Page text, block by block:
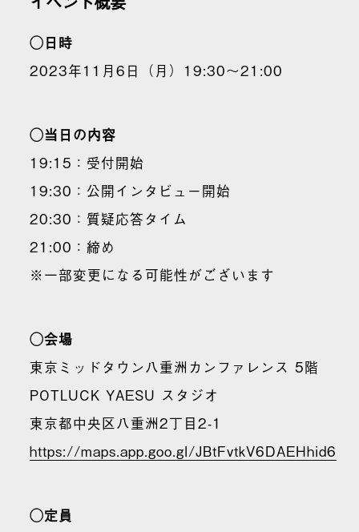
◯日時
2023年11月6日（月）19:30〜21:00
◯当日の内容
19:15：受付開始
19:30：公開インタビュー開始
20:30：質疑応答タイム
21:00：締め
※一部変更になる可能性がございます
◯会場
東京ミッドタウン八重洲カンファレンス 5階
POTLUCK YAESU スタジオ
東京都中央区八重洲2丁目2-1
https://maps.app.goo.gl/JBtFvtkV6DAEHhid6
◯定員